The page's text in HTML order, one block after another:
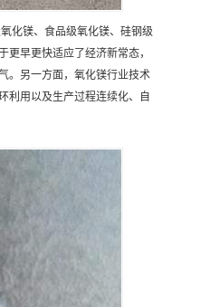
化镁、食品级氧化镁、硅钢级
早更快适应了经济新常态，
。另一方面，氧化镁行业技术
利用以及生产过程连续化、自